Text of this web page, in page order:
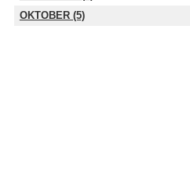
OKTOBER (5)